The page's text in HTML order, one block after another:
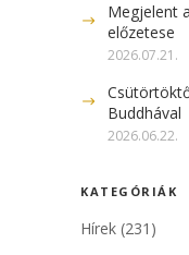
Megjelent
előzetese
2026.07.21.
Buddhával
2026.06.22.
KATEGÓRIÁK
Hírek (231)